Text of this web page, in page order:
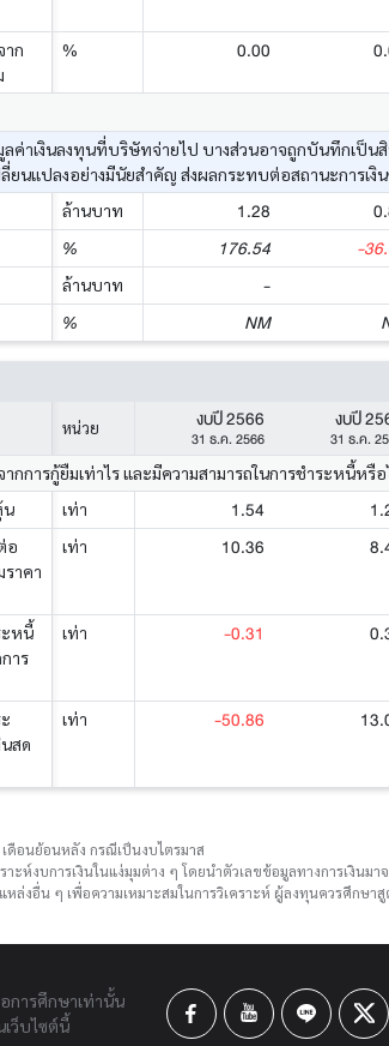
ก
% 0.00
ค่าเงินลงทุนที่บริษัทจ่ายไป บางส่วนอาจถูกบันทึกเป็
ยนแปลงอย่างมีนัยสำคัญ ส่งผลกระทบต่อสถานะการเงิ
ล้านบาท 1.28
% 176.54 -
ล้านบาท -
% NM
หน่วย งบปี 2566
31 ธ.ค. 2566
งบปี
31 ธ.ค.
การกู้ยืมเท่าไร และมีความสามารถในการชำระหนี้หรือ
น
เท่า 1.54
อ
าคา
เท่า 10.36
ะหนี้
าร
เท่า -0.31
สด
เท่า -50.86
ดือนย้อนหลัง กรณีเป็นงบไตรมาส
ะห์งบการเงินในแง่มุมต่าง ๆ โดยนำตัวเลขข้อมูลทางการเงิน
ล่งอื่น ๆ เพื่อความเหมาะสมในการวิเคราะห์ ผู้ลงทุนควรศึกษ
การศึกษาเท่านั้น
ว็บไซต์นี้